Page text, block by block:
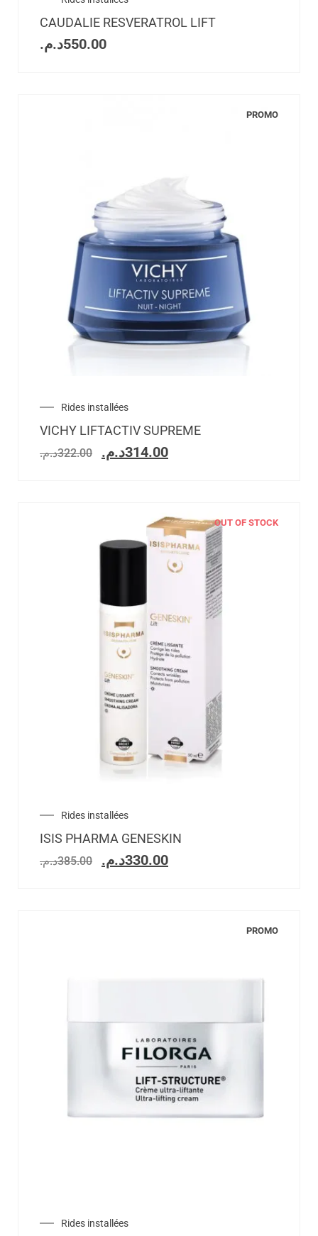
CAUDALIE RESVERATROL LIFT
550.00د.م.
PROMO
Rides installées
VICHY LIFTACTIV SUPREME
322.00د.م. 314.00د.م.
OUT OF STOCK
Rides installées
ISIS PHARMA GENESKIN
385.00د.م. 330.00د.م.
PROMO
Rides installées